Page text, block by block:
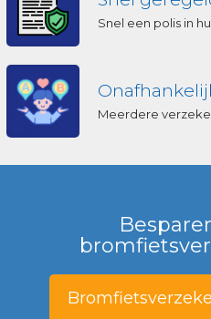
Snel een polis in
Meerdere